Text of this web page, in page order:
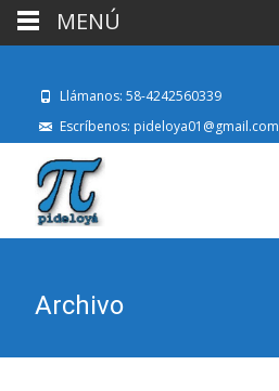
Llámanos: 58-4242560339
Escríbenos: pideloya01@gmail.com
Archivo
MENÚ